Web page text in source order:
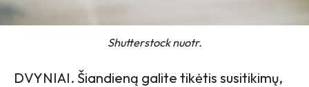
Shutterstock nuotr.
DVYNIAI. Šiandieną galite tikėtis susitikimų,